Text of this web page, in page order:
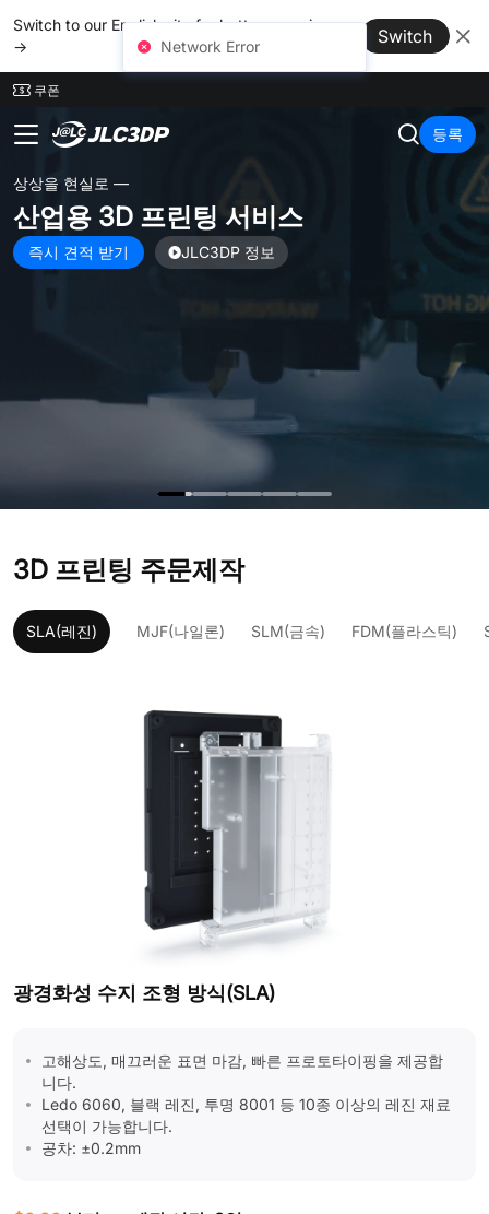
Switch to our English site for better experience
→
Switch
쿠폰
JLC3DP 등록
나만의 3D 프린팅 작품
세상에 공유하세요!
상금 $100 + 기프트 세트의 주인공이 되어보세요!
참여만 해도 $15 쿠폰 100% 증정!
3D 프린팅 주문제작
SLA(레진) MJF(나일론) SLM(금속) FDM(플라스틱)
광경화성 수지 조형 방식(SLA)
고해상도, 매끄러운 표면 마감, 빠른 프로토타이핑을 제공합
니다.
Ledo 6060, 블랙 레진, 투명 8001 등 10종 이상의 레진 재료
선택이 가능합니다.
공차: ±0.2mm